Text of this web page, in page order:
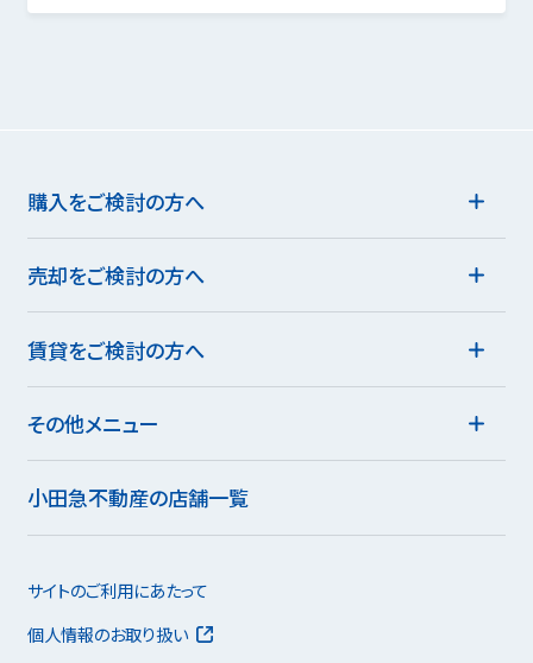
購入をご検討の方へ
売却をご検討の方へ
賃貸をご検討の方へ
その他メニュー
小田急不動産の店舗一覧
サイトのご利用にあたって
個人情報のお取り扱い